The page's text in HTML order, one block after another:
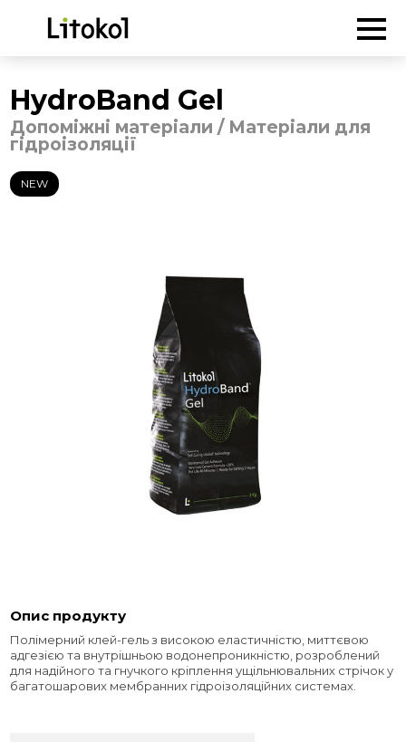
ГОЛОВНА -Продукція
Матеріали для
HydroBand Gel
Допоміжні матеріали / Матеріали для
гідроізоляції
NEW
Опис продукту
Полімерний клей-гель з високою еластичністю, миттєвою
адгезією та внутрішньою водонепроникністю, розроблений
для надійного та гнучкого кріплення ущільнювальних стрічок у
багатошарових мембранних гідроізоляційних системах.